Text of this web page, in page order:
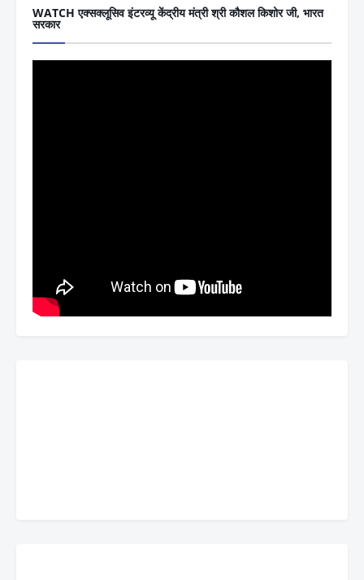
WATCH एक्सक्लूसिव इंटरव्यू केंद्रीय मंत्री श्री कौशल किशोर जी, भारत
सरकार